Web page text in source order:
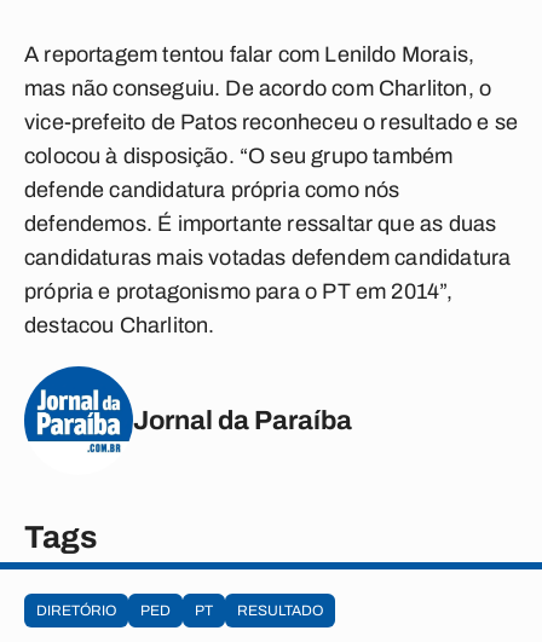
A reportagem tentou falar com Lenildo Morais,
mas não conseguiu. De acordo com Charliton, o
vice-prefeito de Patos reconheceu o resultado e se
colocou à disposição. “O seu grupo também
defende candidatura própria como nós
defendemos. É importante ressaltar que as duas
candidaturas mais votadas defendem candidatura
própria e protagonismo para o PT em 2014”,
destacou Charliton.
Jornal da Paraíba
Tags
DIRETÓRIO PED PT RESULTADO